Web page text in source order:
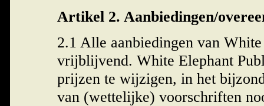
Artikel 2. Aanbiedingen/
2.1 Alle aanbiedingen van
vrijblijvend. White Elephant
prijzen te wijzigen, in het
van (wettelijke) voorschriften